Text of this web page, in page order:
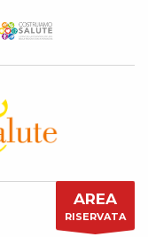
AREA
RISERVATA